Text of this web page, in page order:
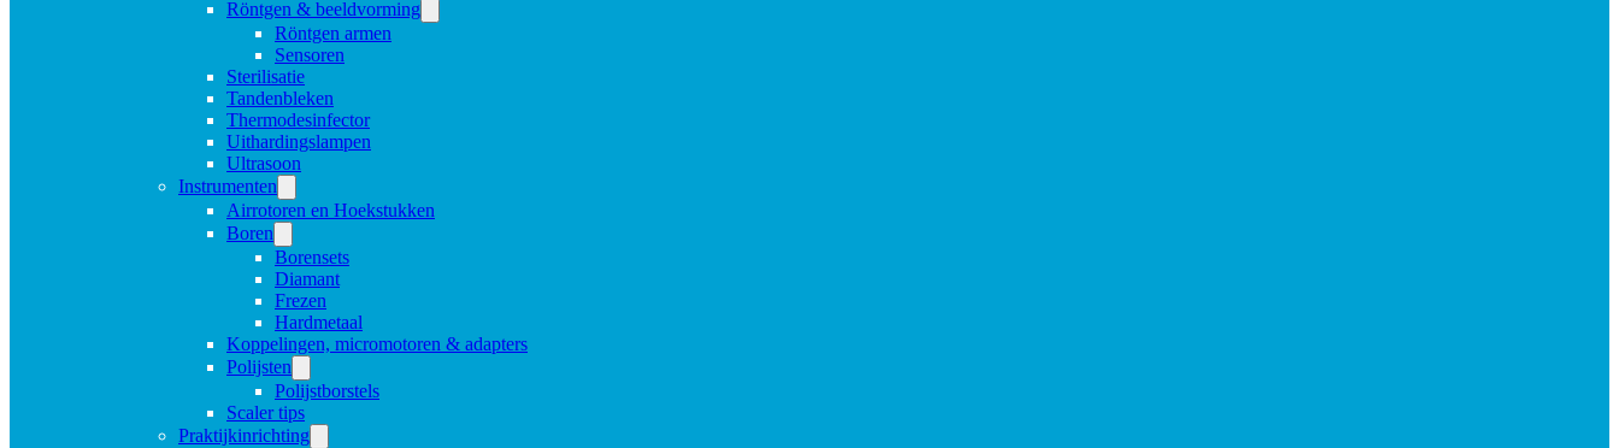
Röntgen & beeldvorming
Röntgen armen
Sensoren
Sterilisatie
Tandenbleken
Thermodesinfector
Uithardingslampen
Ultrasoon
Instrumenten
Airrotoren en Hoekstukken
Boren
Borensets
Diamant
Frezen
Hardmetaal
Koppelingen, micromotoren & adapters
Polijsten
Polijstborstels
Scaler tips
Praktijkinrichting